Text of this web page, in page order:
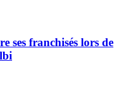
ses franchisés lors de